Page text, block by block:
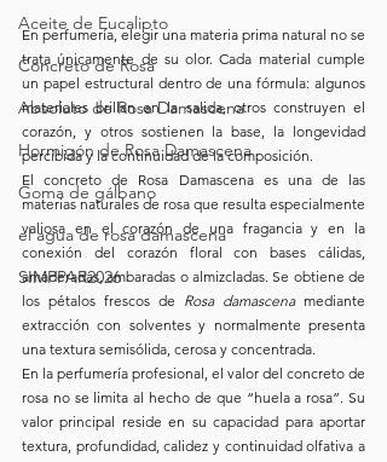
Aceite de Eucalipto
Concreto de Rosa
Absoluto de Rosa Damascena
Hormigón de Rosa Damascena
Goma de gálbano
el agua de rosa damascena
SIMPPAR2026
En perfumería, elegir una materia prima natural no se
trata únicamente de su olor. Cada material cumple
un papel estructural dentro de una fórmula: algunos
materiales brillan en la salida, otros construyen el
corazón, y otros sostienen la base, la longevidad
percibida y la continuidad de la composición.
El concreto de Rosa Damascena es una de las
materias naturales de rosa que resulta especialmente
valiosa en el corazón de una fragancia y en la
conexión del corazón floral con bases cálidas,
amaderadas, ambaradas o almizcladas. Se obtiene de
los pétalos frescos de Rosa damascena mediante
extracción con solventes y normalmente presenta
una textura semisólida, cerosa y concentrada.
En la perfumería profesional, el valor del concreto de
rosa no se limita al hecho de que “huela a rosa”. Su
valor principal reside en su capacidad para aportar
textura, profundidad, calidez y continuidad olfativa a